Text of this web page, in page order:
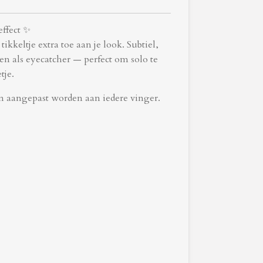
✨
extra toe aan je look. Subtiel,
als eyecatcher — perfect om solo te
worden aan iedere vinger.